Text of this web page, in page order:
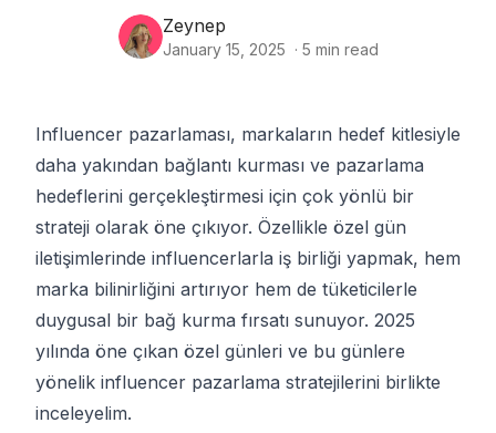
Zeynep
January 15, 2025 · 5 min read
Influencer pazarlaması, markaların hedef kitlesiyle
daha yakından bağlantı kurması ve pazarlama
hedeflerini gerçekleştirmesi için çok yönlü bir
strateji olarak öne çıkıyor. Özellikle özel gün
iletişimlerinde influencerlarla iş birliği yapmak, hem
marka bilinirliğini artırıyor hem de tüketicilerle
duygusal bir bağ kurma fırsatı sunuyor. 2025
yılında öne çıkan özel günleri ve bu günlere
yönelik influencer pazarlama stratejilerini birlikte
inceleyelim.